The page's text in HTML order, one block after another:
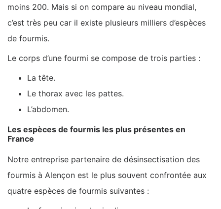
moins 200. Mais si on compare au niveau mondial,
c’est très peu car il existe plusieurs milliers d’espèces
de fourmis.
Le corps d’une fourmi se compose de trois parties :
La tête.
Le thorax avec les pattes.
L’abdomen.
Les espèces de fourmis les plus présentes en
France
Notre entreprise partenaire de désinsectisation des
fourmis à Alençon est le plus souvent confrontée aux
quatre espèces de fourmis suivantes :